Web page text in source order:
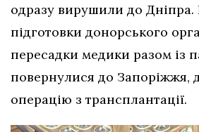
одразу вирушили до Дніпра.
підготовки донорського
пересадки медики разом із
повернулися до Запоріжжя,
операцію з трансплантації.